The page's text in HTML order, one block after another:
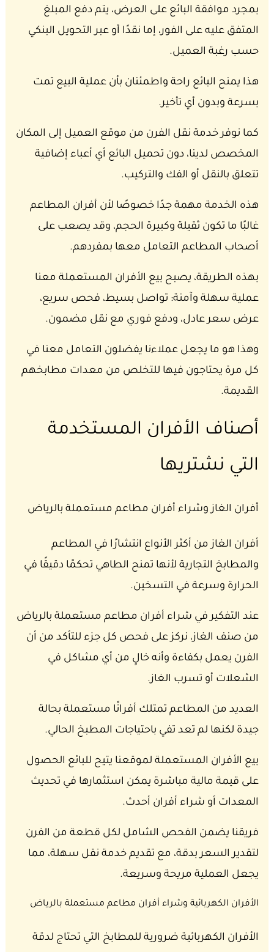
بمجرد موافقة البائع على العرض، يتم دفع المبلغ
المتفق عليه على الفور، إما نقدًا أو عبر التحويل البنكي
حسب رغبة العميل.
هذا يمنح البائع راحة واطمئنان بأن عملية البيع تمت
بسرعة وبدون أي تأخير.
كما نوفر خدمة نقل الفرن من موقع العميل إلى المكان
المخصص لدينا، دون تحميل البائع أي أعباء إضافية
تتعلق بالنقل أو الفك والتركيب.
هذه الخدمة مهمة جدًا خصوصًا لأن أفران المطاعم
غالبًا ما تكون ثقيلة وكبيرة الحجم، وقد يصعب على
أصحاب المطاعم التعامل معها بمفردهم.
بهذه الطريقة، يصبح بيع الأفران المستعملة معنا
عملية سهلة وآمنة: تواصل بسيط، فحص سريع،
عرض سعر عادل، ودفع فوري مع نقل مضمون.
وهذا هو ما يجعل عملاءنا يفضلون التعامل معنا في
كل مرة يحتاجون فيها للتخلص من معدات مطابخهم
القديمة.
أصناف الأفران المستخدمة
التي نشتريها
أفران الغاز وشراء أفران مطاعم مستعملة بالرياض
أفران الغاز من أكثر الأنواع انتشارًا في المطاعم
والمطابخ التجارية لأنها تمنح الطاهي تحكمًا دقيقًا في
الحرارة وسرعة في التسخين.
عند التفكير في شراء أفران مطاعم مستعملة بالرياض
من صنف الغاز، نركز على فحص كل جزء للتأكد من أن
الفرن يعمل بكفاءة وأنه خالٍ من أي مشاكل في
الشعلات أو تسرب الغاز.
العديد من المطاعم تمتلك أفرانًا مستعملة بحالة
جيدة لكنها لم تعد تفي باحتياجات المطبخ الحالي.
بيع الأفران المستعملة لموقعنا يتيح للبائع الحصول
على قيمة مالية مباشرة يمكن استثمارها في تحديث
المعدات أو شراء أفران أحدث.
فريقنا يضمن الفحص الشامل لكل قطعة من الفرن
لتقدير السعر بدقة، مع تقديم خدمة نقل سهلة، مما
يجعل العملية مريحة وسريعة.
الأفران الكهربائية وشراء أفران مطاعم مستعملة بالرياض
الأفران الكهربائية ضرورية للمطابخ التي تحتاج لدقة